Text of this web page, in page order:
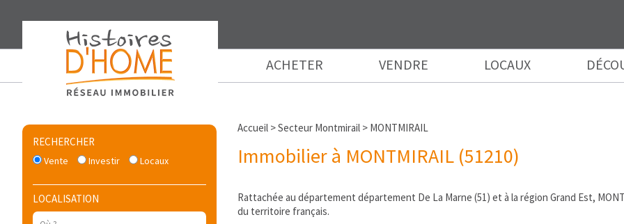
ACHETER VENDRE LOCAUX
RECHERCHER
Vente Investir Locaux
LOCALISATION
Accueil >Secteur Montmirail > MONTMIRAIL
Immobilier à MONTMIRAIL (51210)
Rattachée au département département De La Marne (51) et à la région Grand Est,
du territoire français.